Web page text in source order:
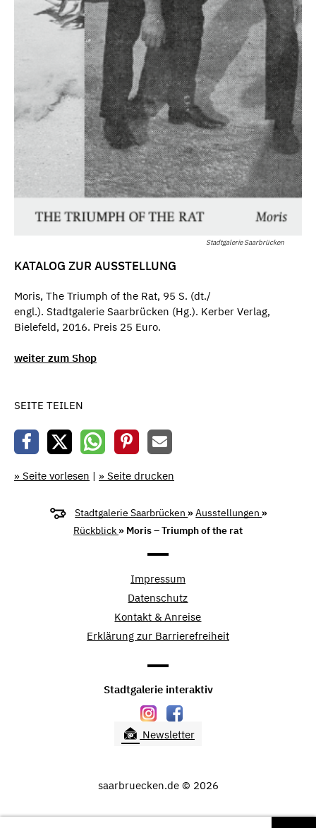
Stadtgalerie Saarbrücken
KATALOG ZUR AUSSTELLUNG
Moris, The Triumph of the Rat, 95 S. (dt./
engl.). Stadtgalerie Saarbrücken (Hg.). Kerber Verlag,
Bielefeld, 2016. Preis 25 Euro.
weiter zum Shop
SEITE TEILEN
» Seite vorlesen | » Seite drucken
Stadtgalerie Saarbrücken »Ausstellungen »
Rückblick » Moris – Triumph of the rat
Impressum
Datenschutz
Kontakt & Anreise
Erklärung zur Barrierefreiheit
Stadtgalerie interaktiv
Newsletter
saarbruecken.de © 2026